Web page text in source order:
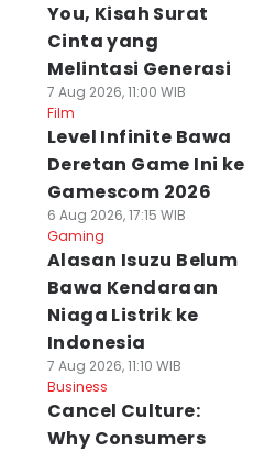
You, Kisah Surat
Cinta yang
Melintasi Generasi
7 Aug 2026, 11:00 WIB
Film
Level Infinite Bawa
Deretan Game Ini ke
Gamescom 2026
6 Aug 2026, 17:15 WIB
Gaming
Alasan Isuzu Belum
Bawa Kendaraan
Niaga Listrik ke
Indonesia
7 Aug 2026, 11:10 WIB
Business
Cancel Culture:
Why Consumers